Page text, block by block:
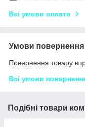
Всі умови оплати
Умови повернення
Повернення товару
Всі умови
Подібні товари